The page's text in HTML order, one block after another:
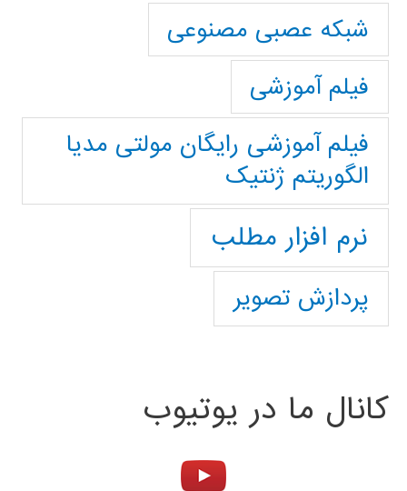
شبکه عصبی مصنوعی
فیلم آموزشی
فیلم آموزشی رایگان مولتی مدیا
الگوریتم ژنتیک
نرم افزار مطلب
پردازش تصویر
کانال ما در یوتیوب